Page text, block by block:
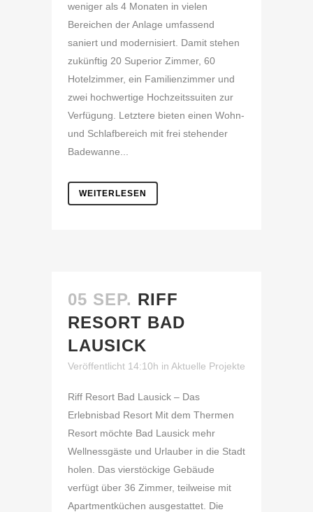
weniger als 4 Monaten in vielen
Bereichen der Anlage umfassend
saniert und modernisiert. Damit stehen
zukünftig 20 Superior Zimmer, 60
Hotelzimmer, ein Familienzimmer und
zwei hochwertige Hochzeitssuiten zur
Verfügung. Letztere bieten einen Wohn-
und Schlafbereich mit frei stehender
Badewanne...
WEITERLESEN
05 SEP. RIFF
RESORT BAD
LAUSICK
Veröffentlicht 14:10h in Aktuelle Projekte
Riff Resort Bad Lausick – Das
Erlebnisbad Resort Mit dem Thermen
Resort möchte Bad Lausick mehr
Wellnessgäste und Urlauber in die Stadt
holen. Das vierstöckige Gebäude
verfügt über 36 Zimmer, teilweise mit
Apartmentküchen ausgestattet. Die